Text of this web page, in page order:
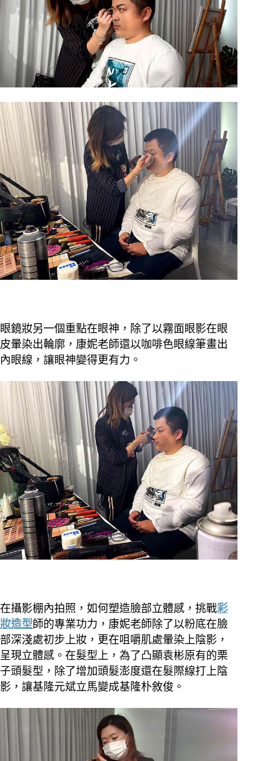
眼鏡妝另一個重點在眼神，除了以霧面眼影在眼
皮暈染出輪廓，康妮老師還以咖啡色眼線筆畫出
內眼線，讓眼神變得更有力。
在攝影棚內拍照，如何塑造臉部立體感，挑戰彩
妝造型師的專業功力，康妮老師除了以粉底在臉
部深淺處初步上妝，更在咀嚼肌處暈染上陰影，
呈現立體感。在髮型上，為了凸顯袁彬原有的栗
子頭髮型，除了增加頭髮澎度還在髮際線打上陰
影，讓基隆元斌立馬變成基隆朴敘俊。